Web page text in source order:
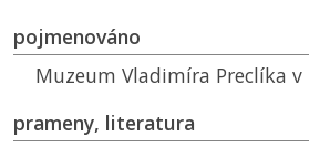
pojmenováno
Muzeum Vladimíra Preclíka v
prameny, literatura